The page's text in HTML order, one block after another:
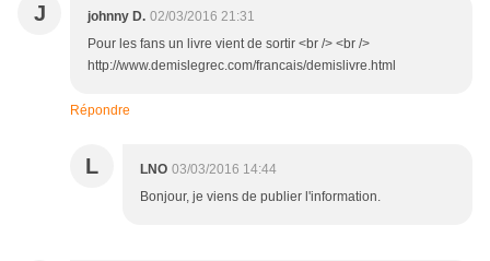
J johnny D. 02/03/2016 21:31
Pour les fans un livre vient de sortir <br /> <br />
http://www.demislegrec.com/francais/demislivre.html
Répondre
L LNO 03/03/2016 14:44
Bonjour, je viens de publier l'information.